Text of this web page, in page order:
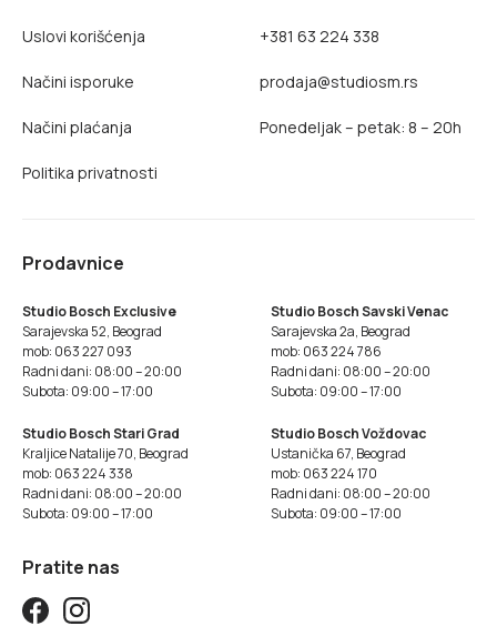
Uslovi korišćenja
Načini isporuke
Načini plaćanja
Politika privatnosti
+381 63 224 338
prodaja@studiosm.rs
Ponedeljak – petak: 8 – 20h
Prodavnice
Studio Bosch Exclusive
Sarajevska 52, Beograd
mob: 063 227 093
Radni dani: 08:00 – 20:00
Subota: 09:00 – 17:00
Studio Bosch Savski Venac
Sarajevska 2a, Beograd
mob: 063 224 786
Radni dani: 08:00 – 20:00
Subota: 09:00 – 17:00
Studio Bosch Stari Grad
Kraljice Natalije 70, Beograd
mob: 063 224 338
Radni dani: 08:00 – 20:00
Subota: 09:00 – 17:00
Studio Bosch Voždovac
Ustanička 67, Beograd
mob: 063 224 170
Radni dani: 08:00 – 20:00
Subota: 09:00 – 17:00
Pratite nas